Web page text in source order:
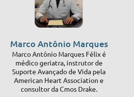
Marco Antônio Marques
Marco Antônio Marques Félix é
médico geriatra, instrutor de
Suporte Avançado de Vida pela
American Heart Association e
consultor da Cmos Drake.